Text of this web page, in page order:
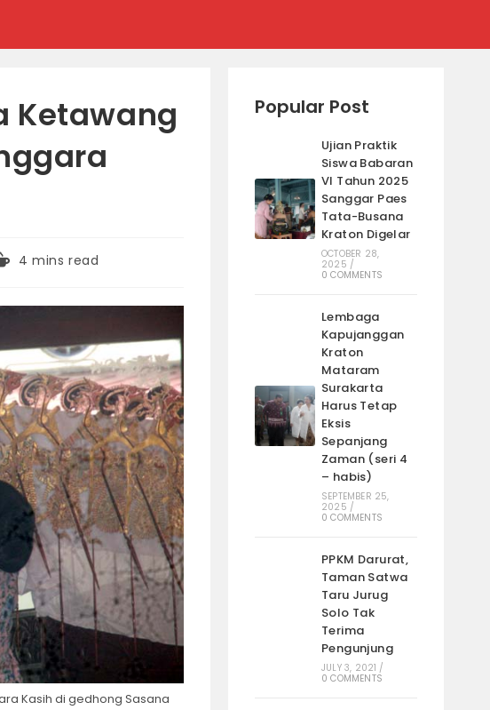
Ketawang
4 mins read
Kasih di gedhong Sasana
Popular Post
Ujian Praktik
Siswa Babaran
VI Tahun 2025
Sanggar Paes
Tata-Busana
Kraton Digelar
OCTOBER 28,
2025 /
0 COMMENTS
Lembaga
Kapujanggan
Kraton
Mataram
Surakarta
Harus Tetap
Eksis
Sepanjang
Zaman (seri 4
– habis)
SEPTEMBER 25,
2025 /
0 COMMENTS
PPKM Darurat,
Taman Satwa
Taru Jurug
Solo Tak
Terima
Pengunjung
JULY 3, 2021 /
0 COMMENTS